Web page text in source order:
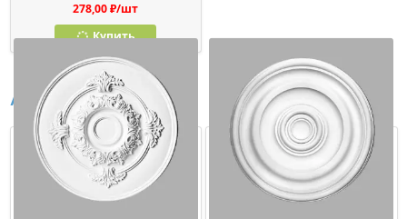
278,00 ₽/шт
Купить
Аналоги